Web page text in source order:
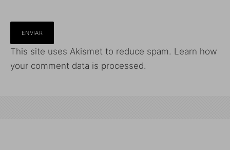
This site uses Akismet to reduce spam. Learn how
your comment data is processed.